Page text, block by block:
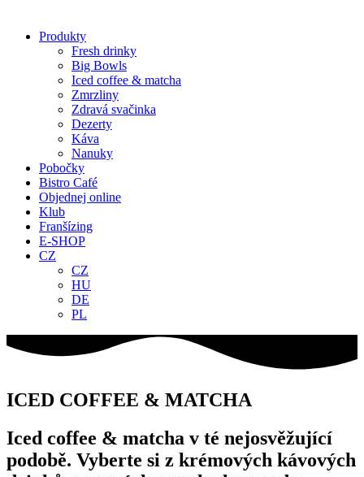
Produkty
Fresh drinky
Big Bowls
Iced coffee & matcha
Zmrzliny
Zdravá svačinka
Dezerty
Káva
Nanuky
Pobočky
Bistro Café
Objednej online
Klub
Franšízing
E-SHOP
CZ
CZ
HU
DE
PL
ICED COFFEE & MATCHA
Iced coffee & matcha v té nejosvěžující
podobě. Vyberte si z krémových kávových